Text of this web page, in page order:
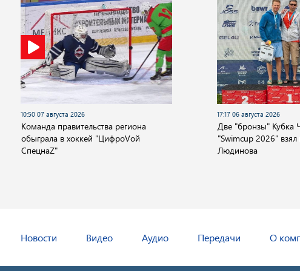
10:50 07 августа 2026
Команда правительства региона
обыграла в хоккей "ЦифроVой
СпецнаZ"
17:17 06 августа 2026
Две "бронзы" Кубка
"Swimcup 2026" взял
Людинова
Новости Видео Аудио Передачи О